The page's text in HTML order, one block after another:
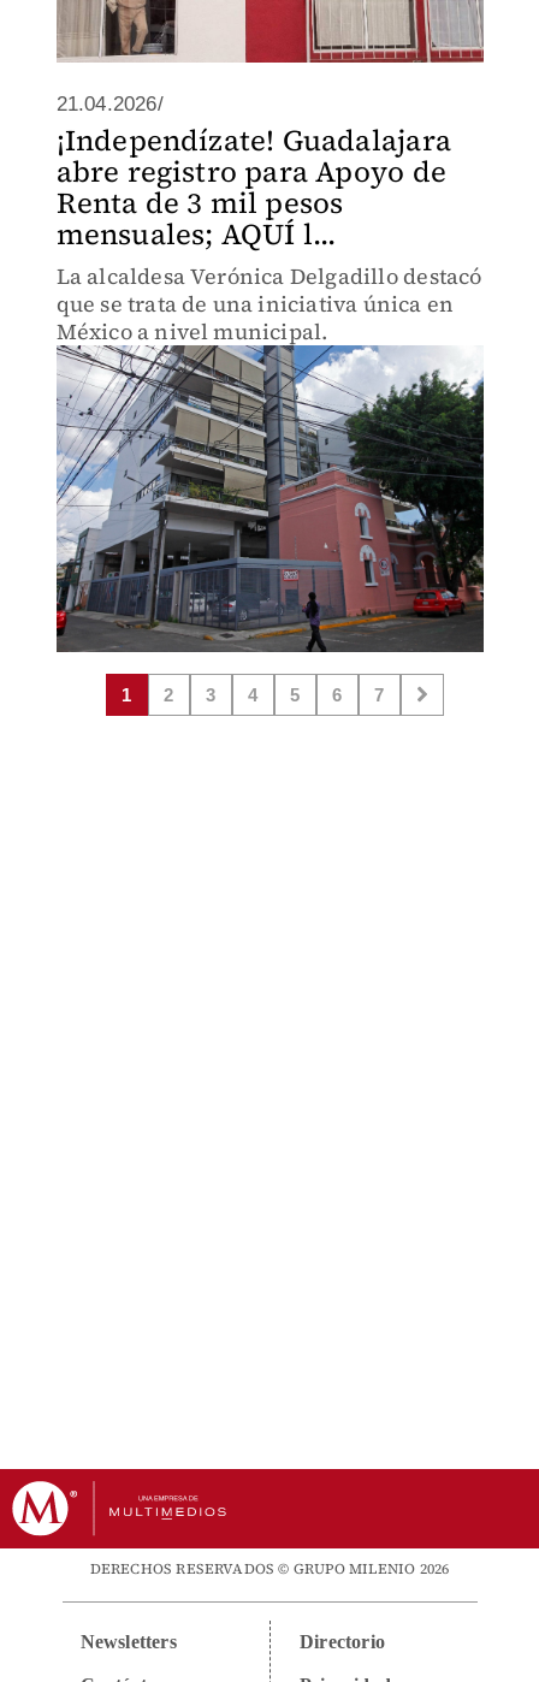
21.04.2026/
¡Independízate! Guadalajara
abre registro para Apoyo de
Renta de 3 mil pesos
mensuales; AQUÍ l...
La alcaldesa Verónica Delgadillo destacó
que se trata de una iniciativa única en
México a nivel municipal.
1 2 3 4 5 6 7
DERECHOS RESERVADOS © GRUPO MILENIO 2026
Newsletters Directorio